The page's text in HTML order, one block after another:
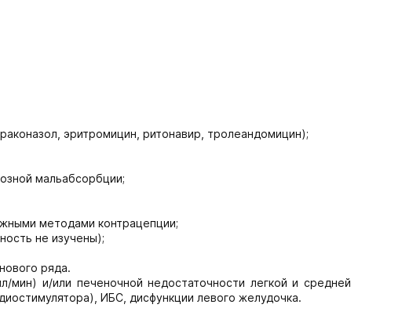
эритромицин, ритонавир, тролеандомицин);
мальабсорбции;
методами контрацепции;
не изучены);
ряда.
и/или печеночной недостаточности легкой и средней
ИБС, дисфункции левого желудочка.